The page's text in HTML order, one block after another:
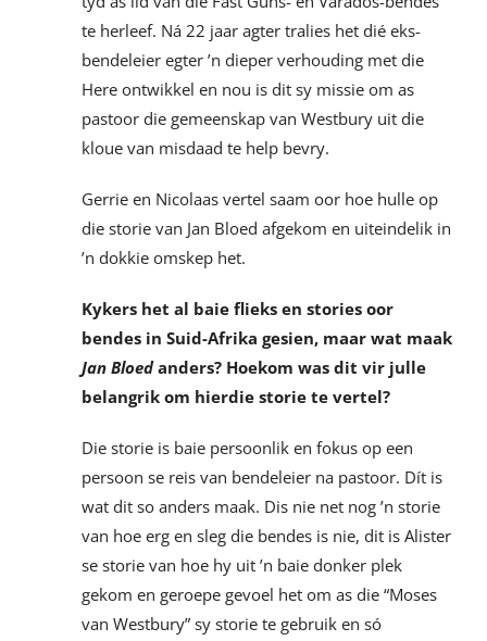
te herleef. Ná 22 jaar agter tralies het dié eks-
bendeleier egter ’n dieper verhouding met die
Here ontwikkel en nou is dit sy missie om as
pastoor die gemeenskap van Westbury uit die
kloue van misdaad te help bevry.
Gerrie en Nicolaas vertel saam oor hoe hulle op
die storie van Jan Bloed afgekom en uiteindelik in
’n dokkie omskep het.
Kykers het al baie flieks en stories oor
bendes in Suid-Afrika gesien, maar wat maak
Jan Bloedanders? Hoekom was dit vir julle
belangrik om hierdie storie te vertel?
Die storie is baie persoonlik en fokus op een
persoon se reis van bendeleier na pastoor. Dít is
wat dit so anders maak. Dis nie net nog ’n storie
van hoe erg en sleg die bendes is nie, dit is Alister
se storie van hoe hy uit ’n baie donker plek
gekom en geroepe gevoel het om as die “Moses
van Westbury” sy storie te gebruik en só